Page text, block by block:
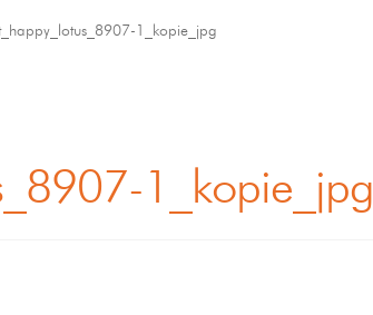
1_kopie_jpg
1_kopie_jpg